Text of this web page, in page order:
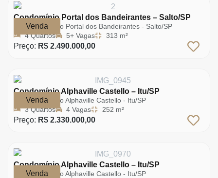
Venda
Condomínio Portal dos Bandeirantes – Salto/SP
Condomínio Portal dos Bandeirantes - Salto/SP
4 Quartos
5+ Vagas 313 m²
Preço: R$ 2.490.000,00
Venda
Condomínio Alphaville Castello – Itu/SP
Condomínio Alphaville Castello - Itu/SP
3 Quartos
4 Vagas 252 m²
Preço: R$ 2.330.000,00
Venda
Condomínio Alphaville Castello – Itu/SP
Condomínio Alphaville Castello - Itu/SP